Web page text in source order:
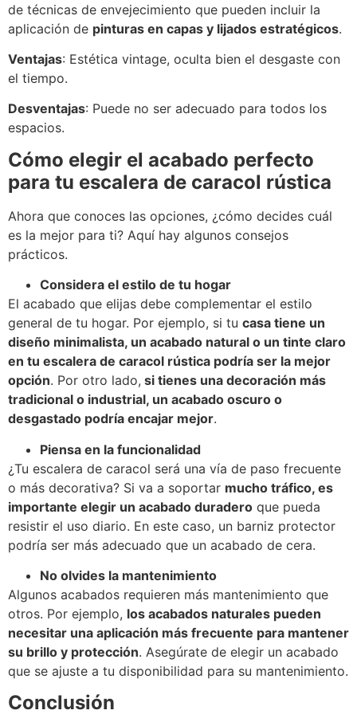
de técnicas de envejecimiento que pueden incluir la
aplicación de pinturas en capas y lijados estratégicos.
Ventajas: Estética vintage, oculta bien el desgaste con
el tiempo.
Desventajas: Puede no ser adecuado para todos los
espacios.
Cómo elegir el acabado perfecto
para tu escalera de caracol rústica
Ahora que conoces las opciones, ¿cómo decides cuál
es la mejor para ti? Aquí hay algunos consejos
prácticos.
Considera el estilo de tu hogar
El acabado que elijas debe complementar el estilo
general de tu hogar. Por ejemplo, si tu casa tiene un
diseño minimalista, un acabado natural o un tinte claro
en tu escalera de caracol rústica podría ser la mejor
opción. Por otro lado, si tienes una decoración más
tradicional o industrial, un acabado oscuro o
desgastado podría encajar mejor.
Piensa en la funcionalidad
¿Tu escalera de caracol será una vía de paso frecuente
o más decorativa? Si va a soportar mucho tráfico, es
importante elegir un acabado duradero que pueda
resistir el uso diario. En este caso, un barniz protector
podría ser más adecuado que un acabado de cera.
No olvides la mantenimiento
Algunos acabados requieren más mantenimiento que
otros. Por ejemplo, los acabados naturales pueden
necesitar una aplicación más frecuente para mantener
su brillo y protección. Asegúrate de elegir un acabado
que se ajuste a tu disponibilidad para su mantenimiento.
Conclusión